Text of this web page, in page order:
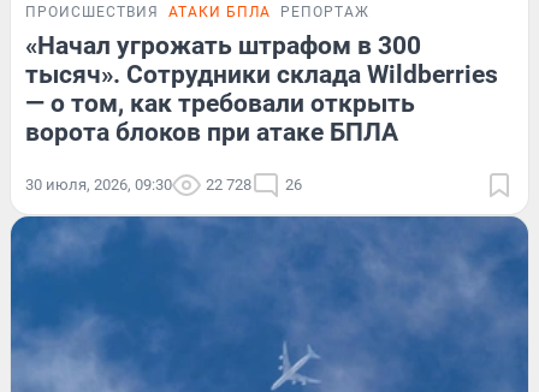
ПРОИСШЕСТВИЯ АТАКИ БПЛА РЕПОРТАЖ
«Начал угрожать штрафом в 300
тысяч». Сотрудники склада Wildberries
— о том, как требовали открыть
ворота блоков при атаке БПЛА
30 июля, 2026, 09:30 22 728 26